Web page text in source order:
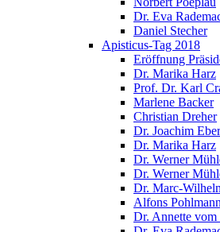
Dr. Eva
Daniel Stecher
Apisticus-Tag 2018
Eröffnung
Dr. Marika Harz
Prof. Dr. Karl
Marlene Backer
Christian Dreher
Dr. Joachim
Dr. Marika Harz
Dr. Werner
Dr. Werner
Dr. Marc-
Alfons Pohlmann
Dr. Annette vom